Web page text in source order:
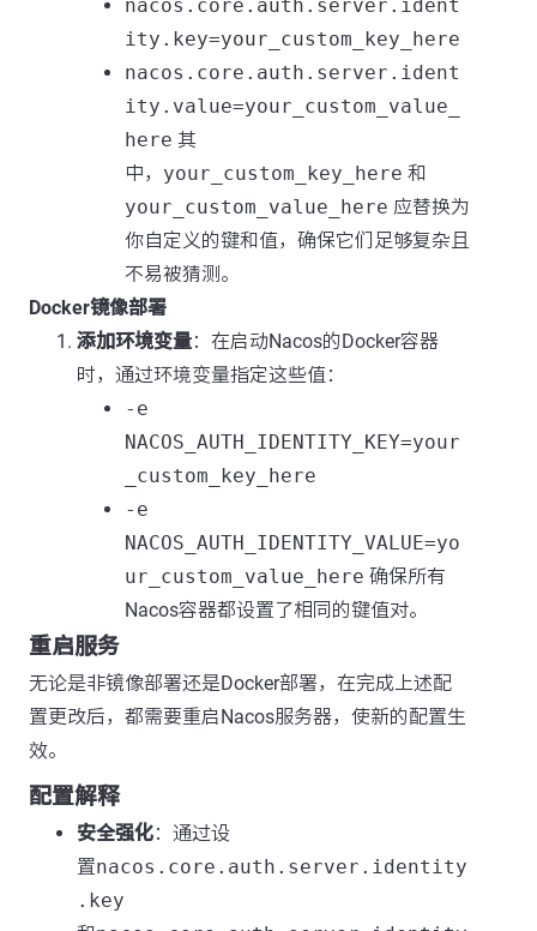
nacos.core.auth.server.ident
ity.key=your_custom_key_here
nacos.core.auth.server.ident
ity.value=your_custom_value_
here 其
中， your_custom_key_here 和
your_custom_value_here 应替换为
你自定义的键和值，确保它们足够复杂且
不易被猜测。
Docker镜像部署
添加环境变量：在启动Nacos的Docker容器
时，通过环境变量指定这些值：
-e
NACOS_AUTH_IDENTITY_KEY=your
_custom_key_here
-e
NACOS_AUTH_IDENTITY_VALUE=yo
ur_custom_value_here 确保所有
Nacos容器都设置了相同的键值对。
重启服务
无论是非镜像部署还是Docker部署，在完成上述配
置更改后，都需要重启Nacos服务器，使新的配置生
效。
配置解释
安全强化：通过设
置nacos.core.auth.server.identity
.key